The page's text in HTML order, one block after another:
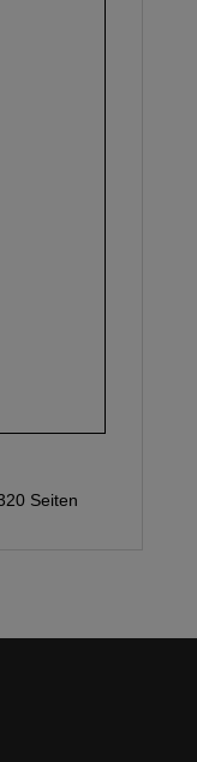
Seiten